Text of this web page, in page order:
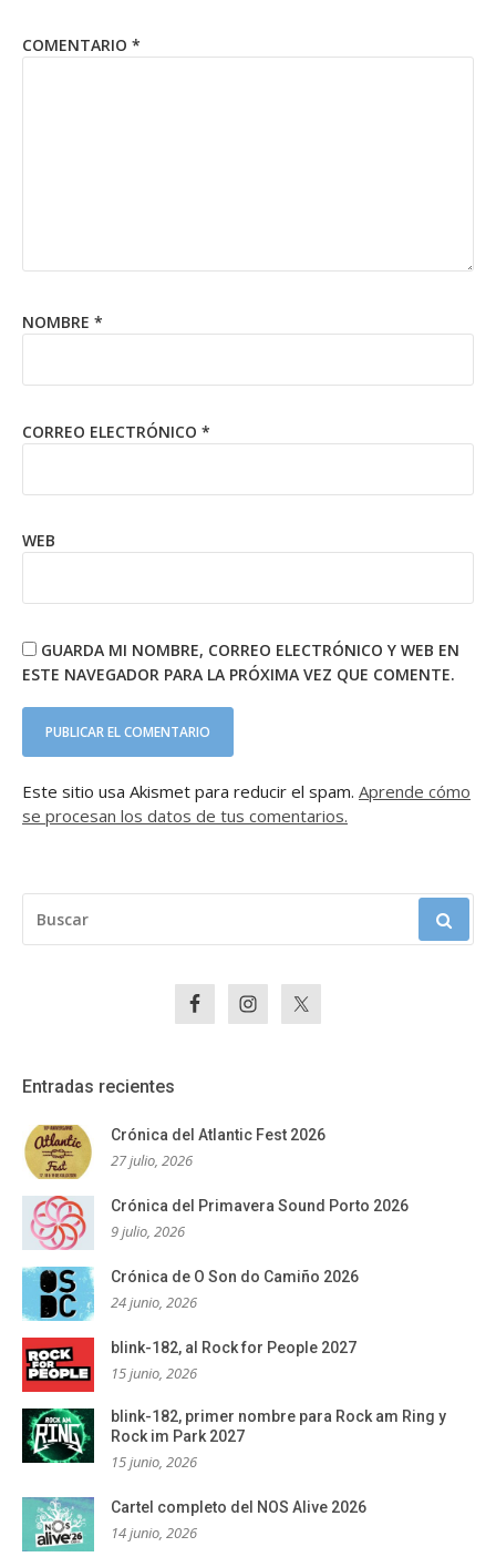
COMENTARIO *
NOMBRE *
CORREO ELECTRÓNICO *
WEB
GUARDA MI NOMBRE, CORREO ELECTRÓNICO Y WEB EN
ESTE NAVEGADOR PARA LA PRÓXIMA VEZ QUE COMENTE.
Este sitio usa Akismet para reducir el spam. Aprende cómo
se procesan los datos de tus comentarios.
Entradas recientes
Crónica del Atlantic Fest 2026
27 julio, 2026
Crónica del Primavera Sound Porto 2026
9 julio, 2026
Crónica de O Son do Camiño 2026
24 junio, 2026
blink-182, al Rock for People 2027
15 junio, 2026
blink-182, primer nombre para Rock am Ring y
Rock im Park 2027
15 junio, 2026
Cartel completo del NOS Alive 2026
14 junio, 2026